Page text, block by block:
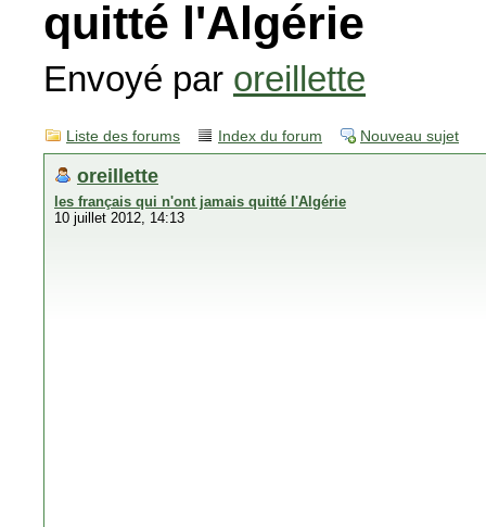
quitté l'Algérie
Envoyé par oreillette
Liste des forums Index du forum Nouveau sujet
oreillette
les français qui n'ont jamais quitté l'Algérie
10 juillet 2012, 14:13